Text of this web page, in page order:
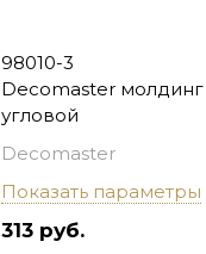
98010-3
Decomaster молдинг
угловой
Decomaster
Показать параметры
313 руб.